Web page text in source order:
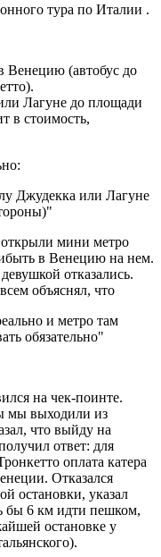
тура по Италии .
Венецию (автобус до
Лагуне до площади
в стоимость,
Джудекка или Лагуне
открыли мини метро
в Венецию на нем.
отказались.
объяснял, что
и метро там
обязательно"
на чек-поинте.
мы выходили из
что выйду на
ответ: для
оплата катера
Отказался
остановки, указал
бы 6 км идти пешком,
остановке у